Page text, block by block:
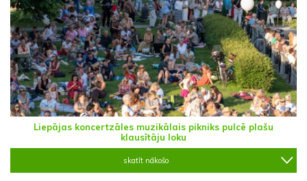
Liepājas koncertzāles muzikālais pikniks pulcē plašu
klausītāju loku
skatīt nākošo